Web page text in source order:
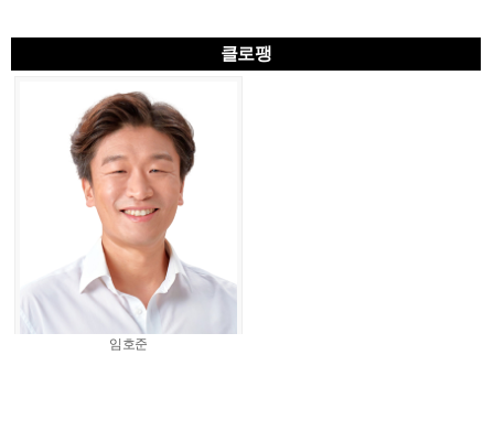
클로팽
임호준